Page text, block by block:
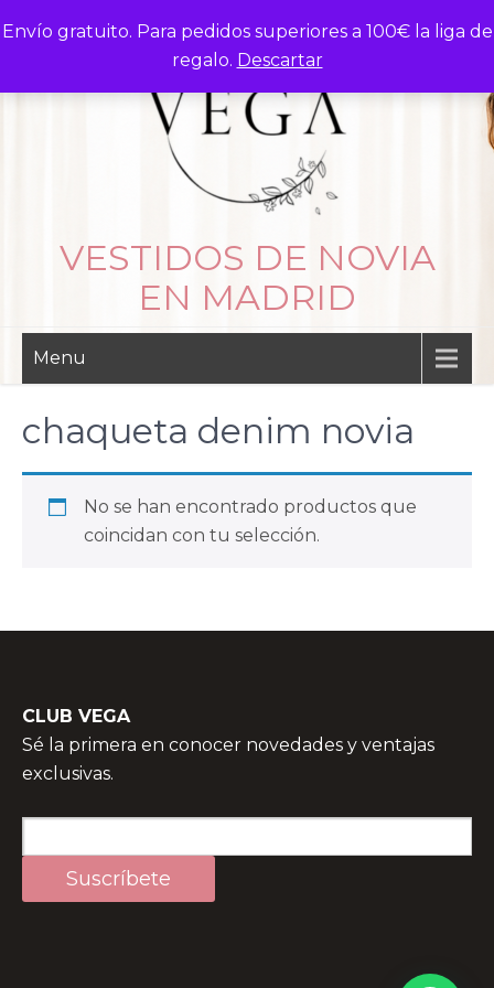
Envío gratuito. Para pedidos superiores a 100€ la liga de
regalo. Descartar
to
VESTIDOS DE NOVIA
EN MADRID
Menu
chaqueta denim novia
No se han encontrado productos que
coincidan con tu selección.
CLUB VEGA
Sé la primera en conocer novedades y ventajas
exclusivas.